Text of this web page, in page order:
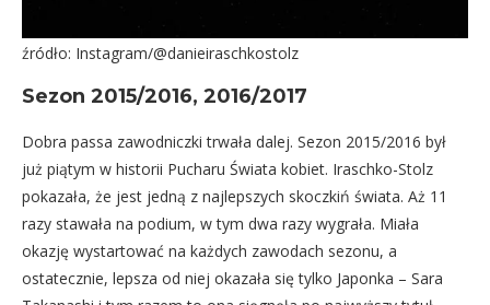
źródło: Instagram/@danieiraschkostolz
Sezon 2015/2016, 2016/2017
Dobra passa zawodniczki trwała dalej. Sezon 2015/2016 był
już piątym w historii Pucharu Świata kobiet. Iraschko-Stolz
pokazała, że jest jedną z najlepszych skoczkiń świata. Aż 11
razy stawała na podium, w tym dwa razy wygrała. Miała
okazję wystartować na każdych zawodach sezonu, a
ostatecznie, lepsza od niej okazała się tylko Japonka – Sara